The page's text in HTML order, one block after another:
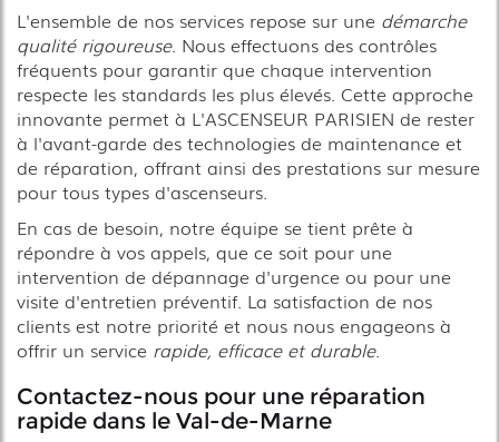
L'ensemble de nos services repose sur une démarche
qualité rigoureuse. Nous effectuons des contrôles
fréquents pour garantir que chaque intervention
respecte les standards les plus élevés. Cette approche
innovante permet à L'ASCENSEUR PARISIEN de rester
à l'avant-garde des technologies de maintenance et
de réparation, offrant ainsi des prestations sur mesure
pour tous types d'ascenseurs.
En cas de besoin, notre équipe se tient prête à
répondre à vos appels, que ce soit pour une
intervention de dépannage d'urgence ou pour une
visite d'entretien préventif. La satisfaction de nos
clients est notre priorité et nous nous engageons à
offrir un service rapide, efficace et durable.
Contactez-nous pour une réparation
rapide dans le Val-de-Marne